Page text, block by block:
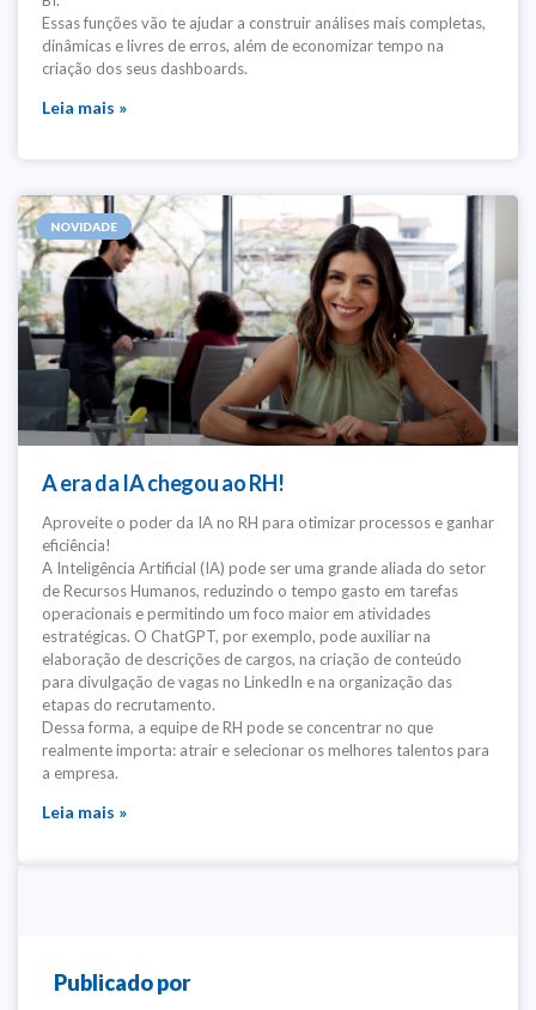
Essas funções vão te ajudar a construir análises mais completas,
dinâmicas e livres de erros, além de economizar tempo na
criação dos seus dashboards.
Leia mais »
NOVIDADE
A era da IA chegou ao RH!
Aproveite o poder da IA no RH para otimizar processos e ganhar
eficiência!
A Inteligência Artificial (IA) pode ser uma grande aliada do setor
de Recursos Humanos, reduzindo o tempo gasto em tarefas
operacionais e permitindo um foco maior em atividades
estratégicas. O ChatGPT, por exemplo, pode auxiliar na
elaboração de descrições de cargos, na criação de conteúdo
para divulgação de vagas no LinkedIn e na organização das
etapas do recrutamento.
Dessa forma, a equipe de RH pode se concentrar no que
realmente importa: atrair e selecionar os melhores talentos para
a empresa.
Leia mais »
Publicado por